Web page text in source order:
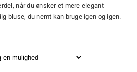
når du ønsker et mere elegant
bluse, du nemt kan bruge igen og igen.